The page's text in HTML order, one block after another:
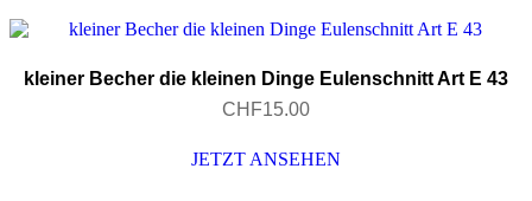
kleiner Becher die kleinen Dinge Eulenschnitt Art E 43
CHF15.00
JETZT ANSEHEN